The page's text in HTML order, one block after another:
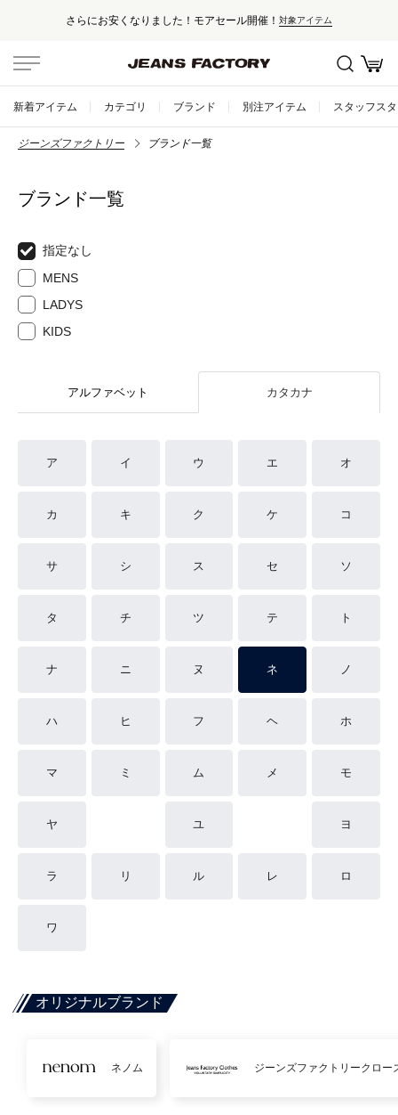
さらにお安くなりました！モアセール開催！ 対象アイテム
新着アイテム カテゴリ ブランド 別注アイテム スタッフス
ジーンズファクトリー ブランド一覧
ブランド一覧
指定なし
MENS
LADYS
KIDS
アルファベット カタカナ
ア イ ウ エ オ
カ キ ク ケ コ
サ シ ス セ ソ
タ チ ツ テ ト
ナ ニ ヌ ネ ノ
ハ ヒ フ ヘ ホ
マ ミ ム メ モ
ヤ ユ ヨ
ラ リ ル レ ロ
ワ
オリジナルブランド
ネノム ジーンズファクトリークロー